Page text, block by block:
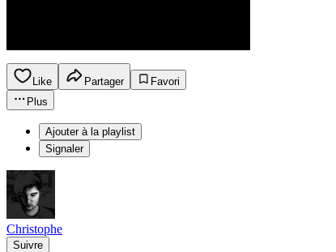
Like Partager
Favori
Plus
Ajouter à la playlist
Signaler
Christophe
Suivre